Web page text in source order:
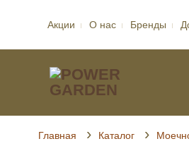
Акции О нас Бренды
Главная Каталог